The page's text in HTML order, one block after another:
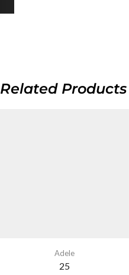
Related Products
Adele
25